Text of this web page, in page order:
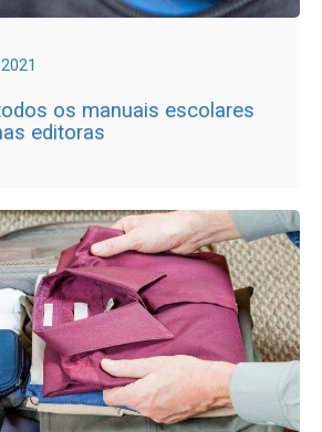
os manuais escolares
editoras